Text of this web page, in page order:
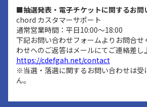
■抽選発表・電子チケットに関するお問
chord カスタマーサポート
通常営業時間：平日10:00～18:00
下記お問い合わせフォームよりお問合
わせへのご返答はメールにてご連絡差し
https://cdefgah.net/contact
※当選・落選に関するお問い合わせは受
ん。